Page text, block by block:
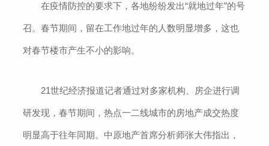
在疫情防控的要求下，各地纷纷发出“就地过年”的号
召。春节期间，留在工作地过年的人数明显增多，这也
对春节楼市产生不小的影响。
21世纪经济报道记者通过对多家机构、房企进行调
研发现，春节期间，热点一二线城市的房地产成交热度
明显高于往年同期。中原地产首席分析师张大伟指出，